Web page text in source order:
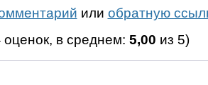
или обратную
оценок, в среднем: 5,00 из 5)